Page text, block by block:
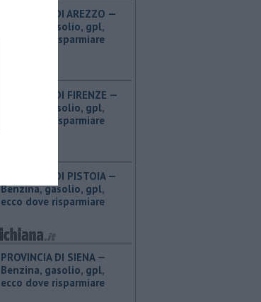
PROVINCIA DI AREZZO — ​
Benzina, gasolio, gpl,
ecco dove risparmiare
PROVINCIA DI FIRENZE — ​
Benzina, gasolio, gpl,
ecco dove risparmiare
PROVINCIA DI PISTOIA — ​
Benzina, gasolio, gpl,
ecco dove risparmiare
PROVINCIA DI SIENA — ​
Benzina, gasolio, gpl,
ecco dove risparmiare